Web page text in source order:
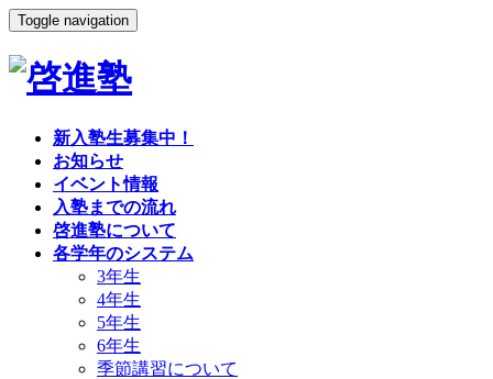
Toggle navigation
新入塾生募集中！
お知らせ
イベント情報
入塾までの流れ
啓進塾について
各学年のシステム
3年生
4年生
5年生
6年生
季節講習について